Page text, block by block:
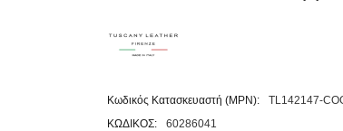
Κωδικός Κατασκευαστή (MPN):
TL142147-
ΚΩΔΙΚΟΣ:
60286041